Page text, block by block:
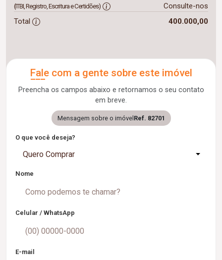
(ITBI, Registro, Escritura e Certidões)
Consulte-nos
Total
400.000,00
Fale com a gente sobre este imóvel
Preencha os campos abaixo e retornamos o seu contato
em breve.
Mensagem sobre o imóvel Ref. 82701
O que você deseja?
Quero Comprar
Nome
Celular / WhatsApp
E-mail